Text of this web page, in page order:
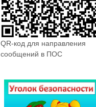
QR-код для направления
сообщений в ПОС